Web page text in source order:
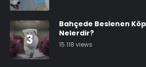
3
Bahçede Beslenen
Nelerdir?
15.118 views